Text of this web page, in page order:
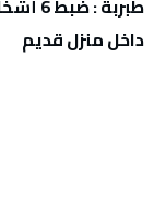
داخل منزل قديم